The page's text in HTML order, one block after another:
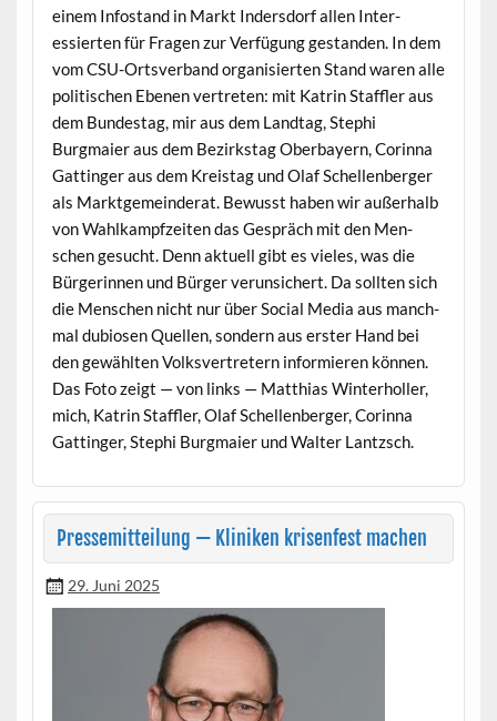
einem Info­s­tand in Markt Inder­s­dorf allen Inter­
essierten für Fra­gen zur Ver­fü­gung ges­tanden. In dem
vom CSU-Ortsver­band organ­isierten Stand waren alle
poli­tis­chen Ebe­nen vertreten: mit Katrin Staffler aus
dem Bun­destag, mir aus dem Land­tag, Stephi
Burgmaier aus dem Bezirk­stag Ober­bay­ern, Corin­na
Gat­tinger aus dem Kreistag und Olaf Schel­len­berg­er
als Mark­t­ge­mein­der­at. Bewusst haben wir außer­halb
von Wahlkampfzeit­en das Gespräch mit den Men­
schen gesucht. Denn aktuell gibt es vieles, was die
Bürg­erin­nen und Bürg­er verun­sichert. Da soll­ten sich
die Men­schen nicht nur über Social Media aus manch­
mal dubiosen Quellen, son­dern aus erster Hand bei
den gewählten Volksvertretern informieren kön­nen.
Das Foto zeigt — von links — Matthias Win­ter­holler,
mich, Katrin Staffler, Olaf Schel­len­berg­er, Corin­na
Gat­tinger, Stephi Burgmaier und Wal­ter Lantzsch.
Pressemitteilung — Kliniken krisenfest machen
29. Juni 2025